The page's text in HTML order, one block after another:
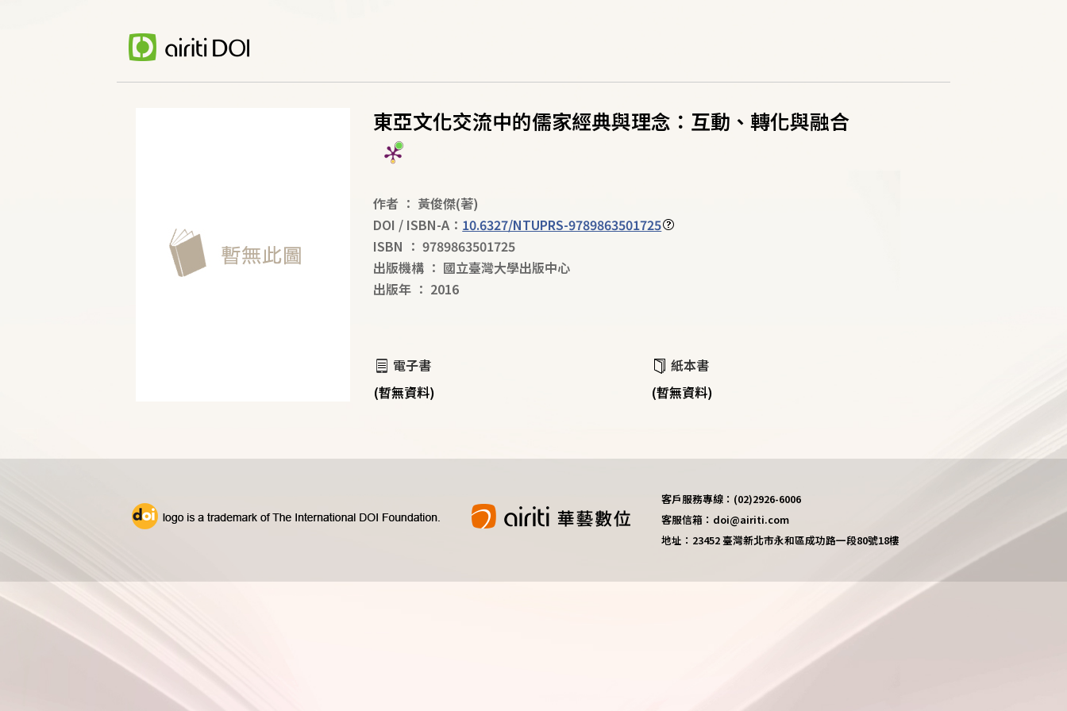
東亞文化交流中的儒家經典與理念：互動、轉化與融合
作者 ： 黃俊傑(著)
DOI / ISBN-A： 10.6327/NTUPRS-9789863501725
ISBN ： 9789863501725
出版機構 ： 國立臺灣大學出版中心
出版年 ： 2016
電子書
(暫無資料)
紙本書
(暫無資料)
客戶服務專線：(02)2926-6006
客服信箱：doi@airiti.com
地址：23452 臺灣新北市永和區成功路一段80號18樓